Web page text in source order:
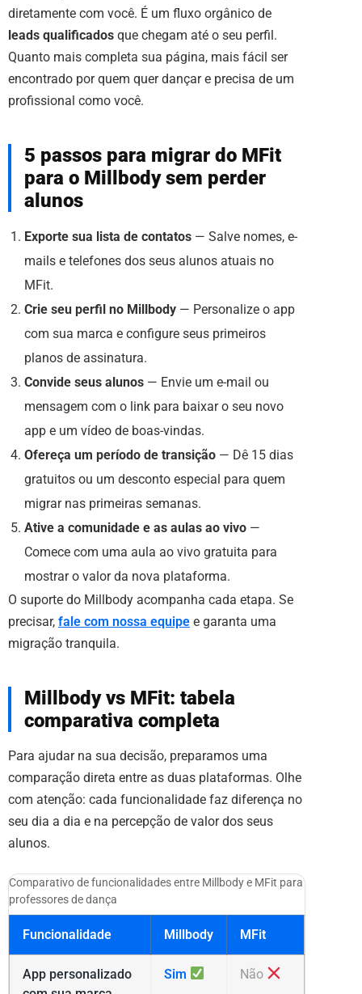
diretamente com você. É um fluxo orgânico de
leads qualificados que chegam até o seu perfil.
Quanto mais completa sua página, mais fácil ser
encontrado por quem quer dançar e precisa de um
profissional como você.
5 passos para migrar do MFit
para o Millbody sem perder
alunos
Exporte sua lista de contatos — Salve nomes, e-
mails e telefones dos seus alunos atuais no
MFit.
Crie seu perfil no Millbody — Personalize o app
com sua marca e configure seus primeiros
planos de assinatura.
Convide seus alunos — Envie um e-mail ou
mensagem com o link para baixar o seu novo
app e um vídeo de boas-vindas.
Ofereça um período de transição — Dê 15 dias
gratuitos ou um desconto especial para quem
migrar nas primeiras semanas.
Ative a comunidade e as aulas ao vivo —
Comece com uma aula ao vivo gratuita para
mostrar o valor da nova plataforma.
O suporte do Millbody acompanha cada etapa. Se
precisar, fale com nossa equipe e garanta uma
migração tranquila.
Millbody vs MFit: tabela
comparativa completa
Para ajudar na sua decisão, preparamos uma
comparação direta entre as duas plataformas. Olhe
com atenção: cada funcionalidade faz diferença no
seu dia a dia e na percepção de valor dos seus
alunos.
Comparativo de funcionalidades entre Millbody e MFit para
professores de dança
Funcionalidade Millbody MFit
App personalizado
Sim Não